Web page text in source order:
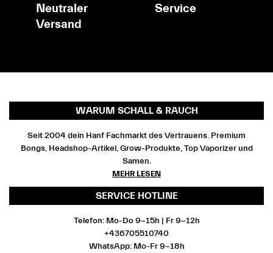
Neutraler
Versand
Service
WARUM SCHALL & RAUCH
Seit 2004 dein Hanf Fachmarkt des Vertrauens. Premium
Bongs, Headshop-Artikel, Grow-Produkte, Top Vaporizer und
Samen.
MEHR LESEN
SERVICE HOTLINE
Telefon: Mo-Do 9-15h | Fr 9-12h
+436705510740
WhatsApp: Mo-Fr 9-18h